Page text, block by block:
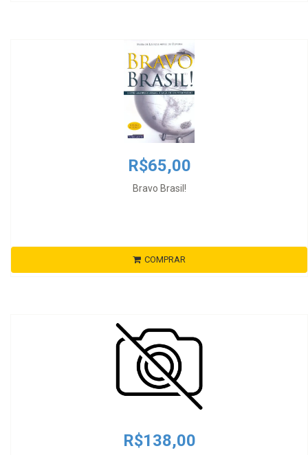
R$65,00
Bravo Brasil!
COMPRAR
R$138,00